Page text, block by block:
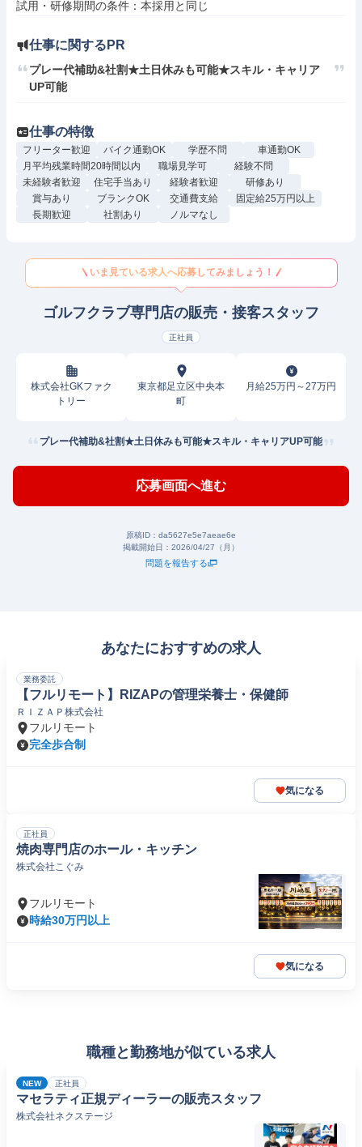
仕事に関するPR
プレー代補助&社割★土日休みも可能★スキル・キャリア
UP可能
仕事の特徴
フリーター歓迎 バイク通勤OK 学歴不問
車通勤OK
月平均残業時間20時間以内
職場見学可
経験不問
未経験者歓迎
住宅手当あり 経験者歓迎
研修あり
賞与あり
ブランクOK 交通費支給
固定給25万円以上
長期歓迎
社割あり ノルマなし
いま見ている求人へ応募してみましょう！
ゴルフクラブ専門店の販売・接客スタッフ
正社員
株式会社GKファク
トリー
東京都足立区中央本
町
月給25万円～27万円
プレー代補助&社割★土日休みも可能★スキル・キャリアUP可能
応募画面へ進む
原稿ID： da5627e5e7aeae6e
掲載開始日： 2026/04/27（月）
問題を報告する
あなたにおすすめの求人
業務委託
【フルリモート】RIZAPの管理栄養士・保健師
ＲＩＺＡＰ株式会社
フルリモート
完全歩合制
気になる
正社員
焼肉専門店のホール・キッチン
株式会社こぐみ
フルリモート
時給30万円以上
気になる
職種と勤務地が似ている求人
NEW 正社員
マセラティ正規ディーラーの販売スタッフ
株式会社ネクステージ